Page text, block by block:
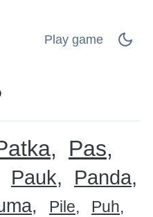
Play game
Pas
Pauk Panda
Pile
Puh